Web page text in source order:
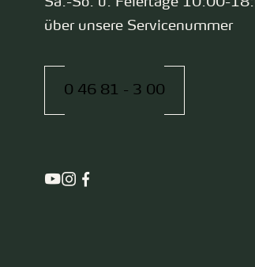
über unsere Servicenummer
0 46 81 - 3 00